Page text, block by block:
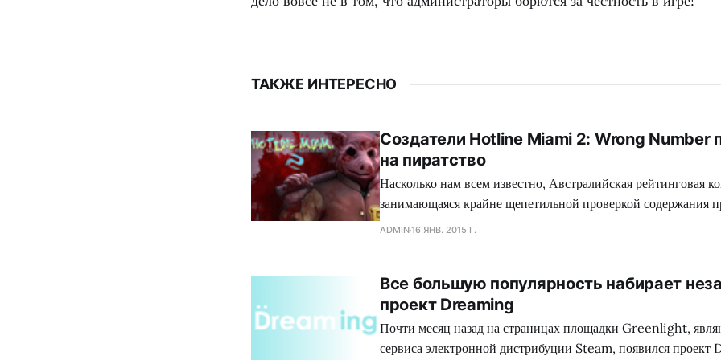
ТАКЖЕ ИНТЕРЕСНО
Создатели Hotline Miami 2: Wrong Number
на пиратство
Насколько нам всем известно, Австралийская рейтинговая
занимающаяся крайне щепетильной проверкой содержания
производит современная игровая индустрия, подвергает
зеленного континента. Так сказать, под нож могло попасть
коллектива Dennaton
ADMIN16 ЯНВ. 2015 Г.
Все большую популярность набирает
проект Dreaming
Почти месяц назад на страницах площадки Greenlight,
сервиса электронной дистрибуции Steam, появился